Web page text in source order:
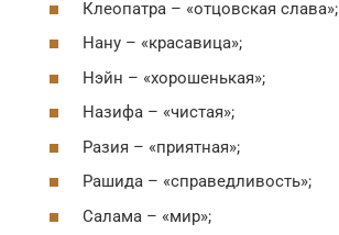
Клеопатра – «отцовская слава»;
Нану – «красавица»;
Нэйн – «хорошенькая»;
Назифа – «чистая»;
Разия – «приятная»;
Рашида – «справедливость»;
Салама – «мир»;